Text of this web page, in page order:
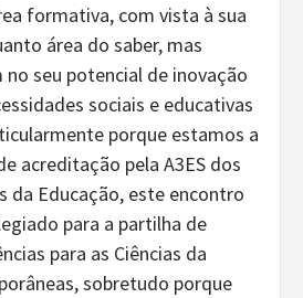
formativa, com vista à sua
área do saber, mas
seu potencial de inovação
sociais e educativas
porque estamos a
acreditação pela A3ES dos
da Educação, este encontro
para a partilha de
para as Ciências da
sobretudo porque